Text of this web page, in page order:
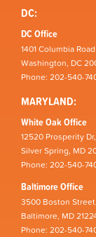
DC:
DC Office
1401 Columbia
Washington, DC
Phone: 202-540-
MARYLAND:
White Oak Office
12520 Prosperity
Silver Spring, MD
Phone: 202-540-
Baltimore Office
3500 Boston
Baltimore, MD
Phone: 202-540-